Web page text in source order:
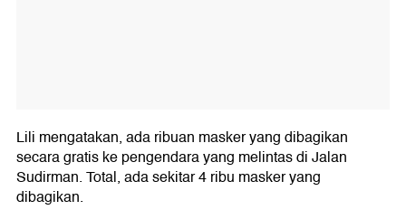
Lili mengatakan, ada ribuan masker yang dibagikan
secara gratis ke pengendara yang melintas di Jalan
Sudirman. Total, ada sekitar 4 ribu masker yang
dibagikan.